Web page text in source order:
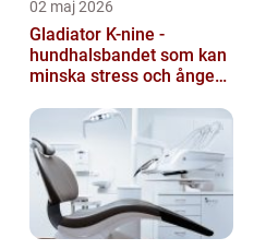
02 maj 2026
Gladiator K-nine -
hundhalsbandet som kan
minska stress och ångest